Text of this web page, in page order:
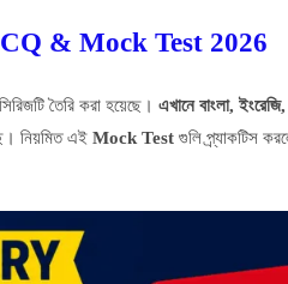
& Mock Test 2026
সিরিজটি তৈরি করা হয়েছে। এখানে বাংলা,
নিয়মিত এই Mock Test গুলি প্র্যাকটিস